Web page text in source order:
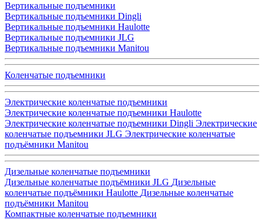
Вертикальные подъемники
Вертикальные подъемники Dingli
Вертикальные подъемники Haulotte
Вертикальные подъемники JLG
Вертикальные подъемники Manitou
Коленчатые подъемники
Электрические коленчатые подъемники
Электрические коленчатые подъемники Haulotte
Электрические коленчатые подъемники Dingli Электрические
коленчатые подъемники JLG Электрические коленчатые
подъёмники Manitou
Дизельные коленчатые подъемники
Дизельные коленчатые подъёмники JLG Дизельные
коленчатые подъёмники Haulotte Дизельные коленчатые
подъёмники Manitou
Компактные коленчатые подъемники